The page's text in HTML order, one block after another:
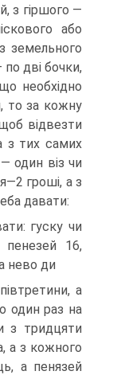
з гіршого —
або
земельного
дві бочки,
необхідно
то за кожну
відвезти
з тих самих
один віз чи
гроші, а з
давати:
гуску чи
пенезей 16,
нево ди
а
один раз на
з тридцяти
а з кожного
а пенязей